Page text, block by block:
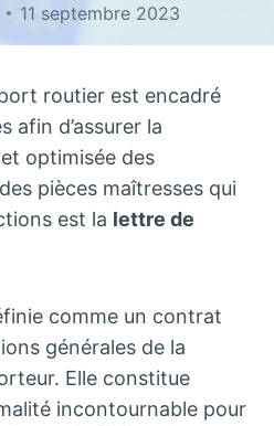
11 septembre 2023
routier est encadré
afin d’assurer la
optimisée des
pièces maîtresses qui
est la lettre de
comme un contrat
générales de la
Elle constitue
incontournable pour